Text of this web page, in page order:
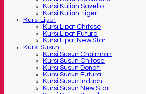
Kursi Kuliah Savello
Kursi Kuliah Tiger
Kursi Lipat
Kursi Lipat Chitose
Kursi Lipat Futura
Kursi Lipat New Star
Kursi Susun
Kursi Susun Chairman
Kursi Susun Chitose
Kursi Susun Donati
Kursi Susun Futura
Kursi Susun Indachi
Kursi Susun New Star